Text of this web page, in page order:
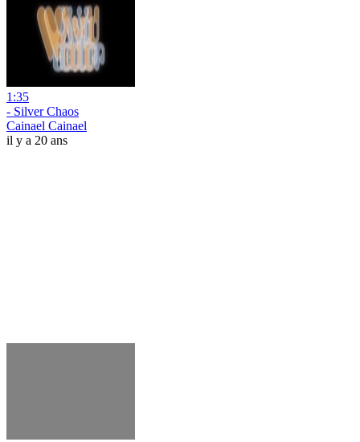
1:35
- Silver Chaos
Cainael Cainael
il y a 20 ans